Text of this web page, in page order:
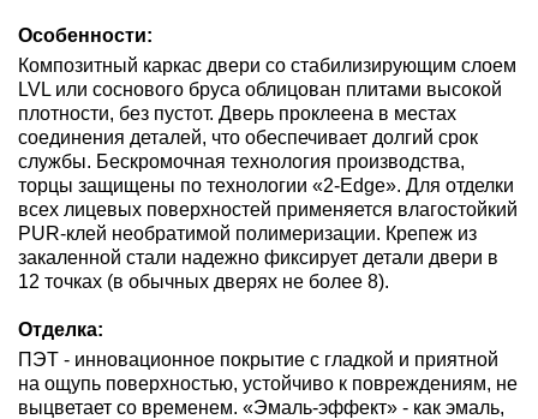
Особенности:
Композитный каркас двери со стабилизирующим слоем
LVL или соснового бруса облицован плитами высокой
плотности, без пустот. Дверь проклеена в местах
соединения деталей, что обеспечивает долгий срок
службы. Бескромочная технология производства,
торцы защищены по технологии «2-Edge». Для отделки
всех лицевых поверхностей применяется влагостойкий
PUR-клей необратимой полимеризации. Крепеж из
закаленной стали надежно фиксирует детали двери в
12 точках (в обычных дверях не более 8).
Отделка:
ПЭТ - инновационное покрытие c гладкой и приятной
на ощупь поверхностью, устойчиво к повреждениям, не
выцветает со временем. «Эмаль-эффект» - как эмаль,